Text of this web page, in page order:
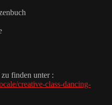
finden unter :
creative-class-dancing-